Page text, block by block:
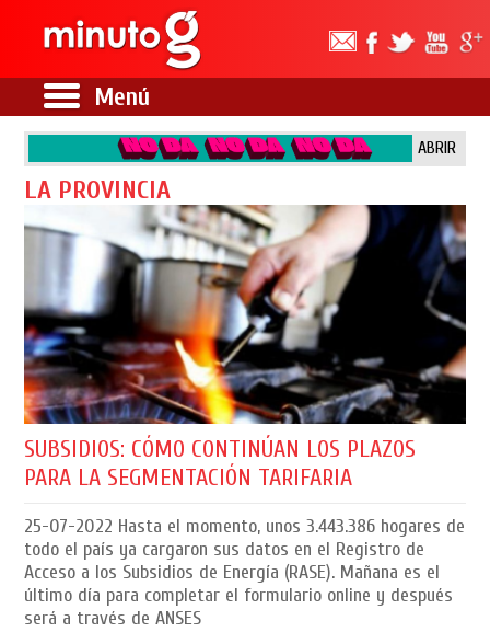
Menú
ABRIR
LA PROVINCIA
SUBSIDIOS: CÓMO CONTINÚAN LOS PLAZOS
PARA LA SEGMENTACIÓN TARIFARIA
25-07-2022 Hasta el momento, unos 3.443.386‬ hogares de
todo el país ya cargaron sus datos en el Registro de
Acceso a los Subsidios de Energía (RASE). Mañana es el
último día para completar el formulario online y después
será a través de ANSES